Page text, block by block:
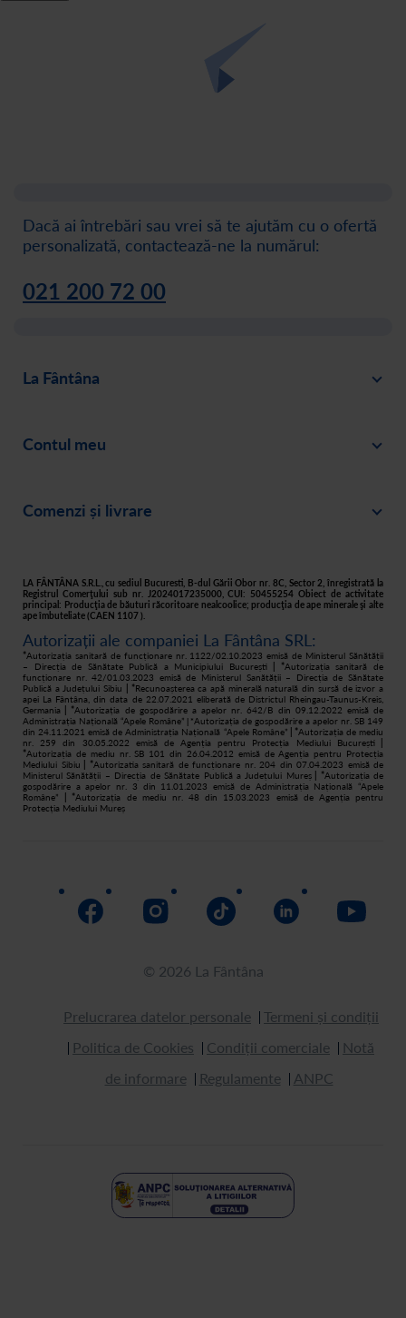
Dacă ai întrebări sau vrei să te ajutăm cu o ofertă
personalizată, contactează-ne la numărul:
021 200 72 00
La Fântâna
Despre noi
Recomandă un prieten
Filtre apă acasă
Contul meu
Creează-ți cont
Asistență
Comenzi și livrare
Livrare
Retur
Cum cumpăr
LA FÂNTÂNA S.R.L., cu sediul Bucuresti, B-dul Gării Obor nr. 8C, Sector 2, înregistrată la
Registrul Comerţului sub nr. J2024017235000, CUI: 50455254 Obiect de activitate
principal: Producţia de băuturi răcoritoare nealcoolice; producţia de ape minerale şi alte
ape îmbuteliate (CAEN 1107 ).
Autorizații ale companiei La Fântâna SRL:
*Autorizația sanitară de funcționare nr. 1122/02.10.2023 emisă de Ministerul Sănătății
– Direcția de Sănătate Publică a Municipiului București
| *Autorizația sanitară de
funcționare nr. 42/01.03.2023 emisă de Ministerul Sanătății – Direcția de Sănătate
Publică a Județului Sibiu
| *Recunoașterea ca apă minerală naturală din sursă de izvor a
apei La Fântâna, din data de 22.07.2021 eliberată de Districtul Rheingau-Taunus-Kreis,
Germania
| *Autorizația de gospodărire a apelor nr. 642/B din 09.12.2022 emisă de
Administrația Națională “Apele Române”
| *Autorizația de gospodărire a apelor nr. SB 149
din 24.11.2021 emisă de Administrația Națională “Apele Române”
| *Autorizația de mediu
nr. 259 din 30.05.2022 emisă de Agenția pentru Protecția Mediului București
*Autorizația de mediu nr. SB 101 din 26.04.2012 emisă de Agenția pentru Protecția
Mediului Sibiu | *Autorizatia sanitară de funcționare nr. 204 din 07.04.2023 emisă de
Ministerul Sănătății – Direcția de Sănătate Publică a Județului Mureș| *Autorizația de
gospodărire a apelor nr. 3 din 11.01.2023 emisă de Administrația Națională “Apele
Române”
| *Autorizația de mediu nr. 48 din 15.03.2023 emisă de Agenția pentru
Protecția Mediului Mureș
© 2026 La Fântâna
Prelucrarea datelor personale
Termeni și condiții
Politica de Cookies
Condiții comerciale
Notă
de informare
Regulamente ANPC